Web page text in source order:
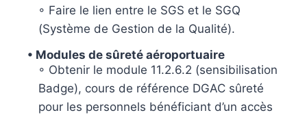
◦ Faire le lien entre le SGS et le SGQ
(Système de Gestion de la Qualité).
• Modules de sûreté aéroportuaire
◦ Obtenir le module 11.2.6.2 (sensibilisation
Badge), cours de référence DGAC sûreté
pour les personnels bénéficiant d’un accès